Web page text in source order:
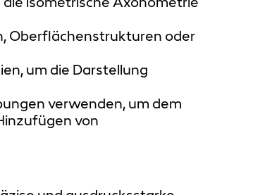
Oberflächenstrukturen oder
um die Darstellung
verwenden, um dem
von